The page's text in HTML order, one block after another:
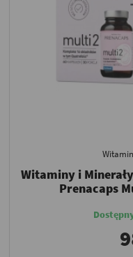
Witaminy i
Prenacaps